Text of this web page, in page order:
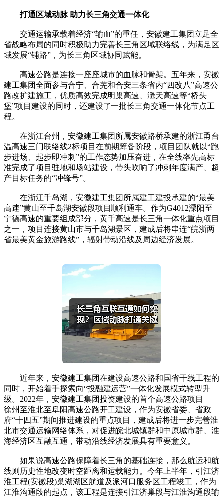
打通区域动脉 助力长三角交通一体化
交通运输承载着经济“输血”的重任，安徽建工集团立足全
省战略布局的同时积极助力完善长三角区域联络线，为满足区
域发展“铺路”，为长三角区域协同赋能。
高速公路是连接一座座城市的血脉和骨架。五年来，安徽
建工集团全面参与合宁、合芜和合安三条省内“四改八”高速公
路改扩建施工，优质高效完成明巢高速、滁天高速等“桥头
堡”项目建设的同时，还建设了一批长三角交通一体化节点工
程。
在浙江台州，安徽建工集团所属安徽路桥承建的浙江甬台
温高速三门联络线2标项目在前期筹备阶段，项目团队就以“跑
步进场、起步即冲刺”的工作态势加压奋进，在全线率先高标
准完成了项目驻地和场站建设，带头吹响了冲刺年度满产、超
产目标任务的“冲锋号”。
在浙江千岛湖，安徽建工集团所属建工建投承建的“最美
高速”黄山至千岛湖安徽段项目顺利通车。作为G4012溧阳至
宁德高速的重要组成部分，黄千高速是长三角一体化重点项目
之一，项目连接黄山市与千岛湖景区，建成后将串连“皖浙两
省最美黄金旅游路线”，辐射带动沿线及周边经济发展。
近年来，安徽建工集团在建设高速公路和国省干线工程的
同时，开始着手探索向“投融建运营”一体化发展模式转型升
级。2022年，安徽建工集团投资建设的首个高速公路项目——
徐州至淮北至阜阳高速公路开工建设，作为安徽省委、省政
府“十四五”期间推进建设的重点项目，建成后将进一步完善淮
北市交通运输网络体系，对促进皖北城镇群和中原城市群、淮
海经济区互融互通，带动沿线经济发展具有重要意义。
如果说高速公路保障着长三角的基础连接，那么航运和航
线则历史性地改变时空距离和运载能力。今年上半年，引江济
淮工程(安徽段)巢湖湖区航道及派河口服务区工程竣工，作为
江淮沟通段的起点，该工程是连接引江济巢段与江淮沟通段输